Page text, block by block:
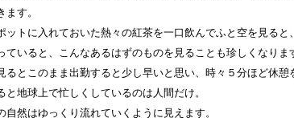
ます。
トに入れておいた熱々の紅茶を一口飲んでふと空を見ると
いると、こんなあるはずのものを見ることも珍しくなりま
とこのまま出勤すると少し早いと思い、時々５分ほど休憩
地球上で忙しくしているのは人間だけ。
然はゆっくり流れていくように見えます。